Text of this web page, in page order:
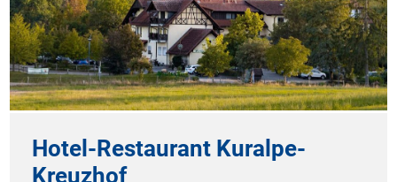
Hotel-Restaurant Kuralpe-
Kreuzhof